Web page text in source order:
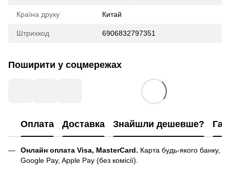
Країна друку Китай
Штрихкод 6906832797351
Поширити у соцмережах
Оплата Доставка Знайшли дешевше?
Онлайн оплата Visa, MasterCard. Карта будь-якого банку,
Google Pay, Apple Pay (без комісії).